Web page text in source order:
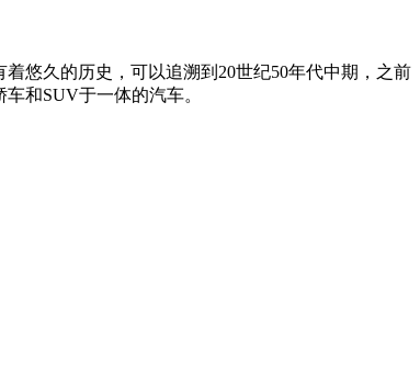
悠久的历史，可以追溯到20世纪50年代中期，之前
和SUV于一体的汽车。